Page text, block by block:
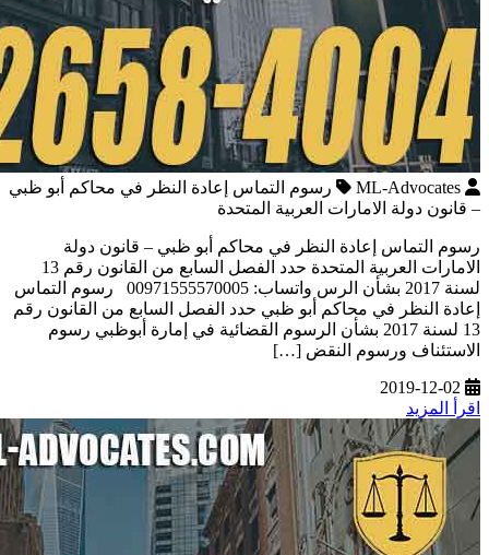
ML-Advocates
رسوم التماس إعادة النظر في محاكم أبو ظبي
– قانون دولة الامارات العربية المتحدة
رسوم التماس إعادة النظر في محاكم أبو ظبي – قانون دولة
الامارات العربية المتحدة حدد الفصل السابع من القانون رقم 13
لسنة 2017 بشأن الرس واتساب: 00971555570005 رسوم التماس
إعادة النظر في محاكم أبو ظبي حدد الفصل السابع من القانون رقم
13 لسنة 2017 بشأن الرسوم القضائية في إمارة أبوظبي رسوم
الاستئناف ورسوم النقض […]
2019-12-02
اقرأ المزيد